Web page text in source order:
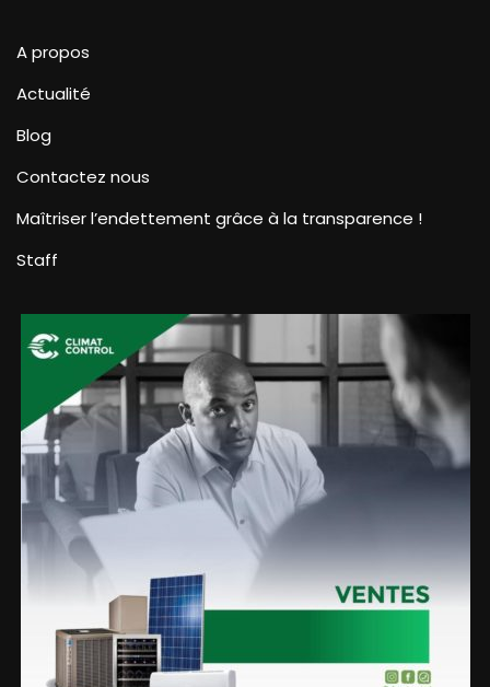
A propos
Actualité
Blog
Contactez nous
Maîtriser l’endettement grâce à la transparence !
Staff